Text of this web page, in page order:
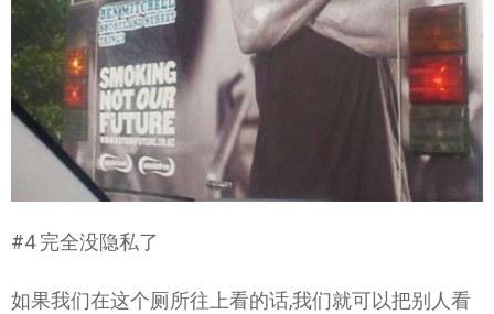
#4 完全没隐私了
如果我们在这个厕所往上看的话,我们就可以把别人看